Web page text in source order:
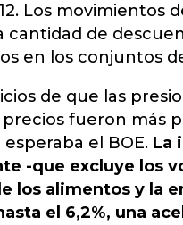
Los movimientos
cantidad de
en los conjuntos
de que las
fueron más
el BOE. La
-que excluye los
los alimentos y la
el 6,2%, una